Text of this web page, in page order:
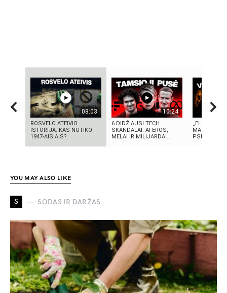
08:03
ROSVELO ATEIVIO
ISTORIJA: KAS NUTIKO
1947-AISIAIS?
10:24
6 DIDŽIAUSI TECH
SKANDALAI: AFEROS,
MELAI IR MILIJARDAI...
„ELEKTROS
MASINĖ
PSICHOZĖ
YOU MAY ALSO LIKE
S SODAS IR DARŽAS